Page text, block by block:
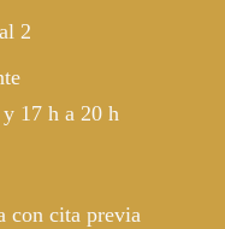
2
17 h a 20 h
con cita previa